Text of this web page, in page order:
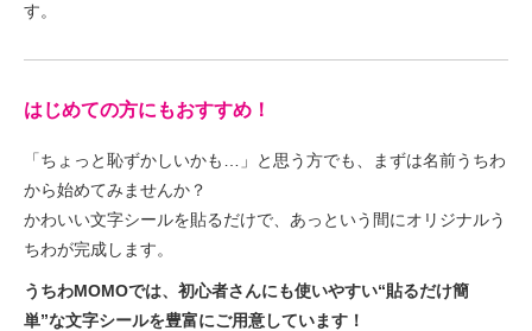
す。
はじめての方にもおすすめ！
「ちょっと恥ずかしいかも…」と思う方でも、まずは名前うちわ
から始めてみませんか？
かわいい文字シールを貼るだけで、あっという間にオリジナルう
ちわが完成します。
うちわMOMOでは、初心者さんにも使いやすい“貼るだけ簡
単”な文字シールを豊富にご用意しています！